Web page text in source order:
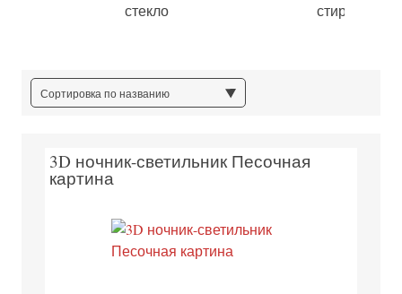
стекло
стирки
Сортировка по названию
3D ночник-светильник Песочная
картина